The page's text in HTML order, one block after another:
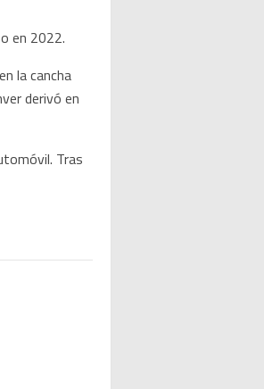
en 2022.
la cancha
derivó en
Tras